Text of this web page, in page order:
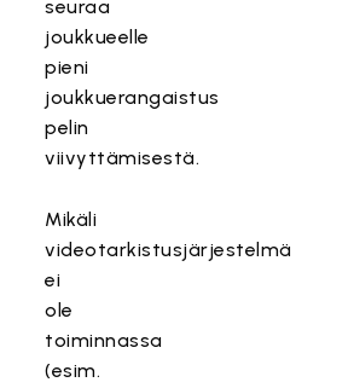
seuraa
joukkueelle
pieni
joukkuerangaistus
pelin
viivyttämisestä.
Mikäli
videotarkistusjärjestelmä
ei
ole
toiminnassa
(esim.